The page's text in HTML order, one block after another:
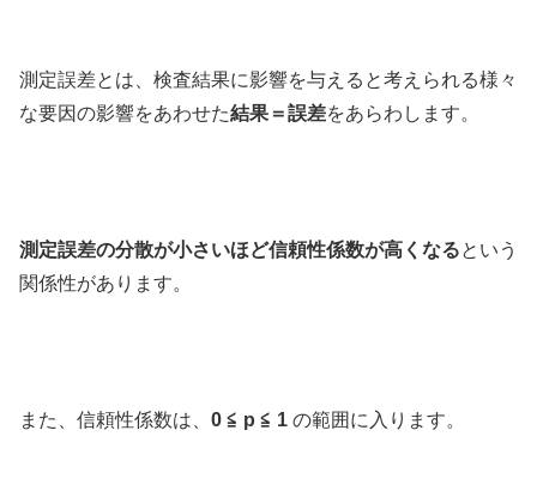
測定誤差とは、検査結果に影響を与えると考えられる様々
な要因の影響をあわせた結果＝誤差をあらわします。
測定誤差の分散が小さいほど信頼性係数が高くなるという
関係性があります。
また、信頼性係数は、 0 ≦ p ≦ 1 の範囲に入ります。